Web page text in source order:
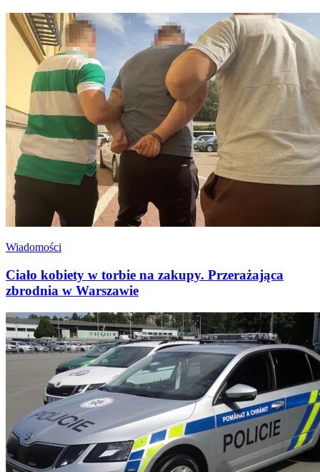
Wiadomości
Ciało kobiety w torbie na zakupy. Przerażająca
zbrodnia w Warszawie